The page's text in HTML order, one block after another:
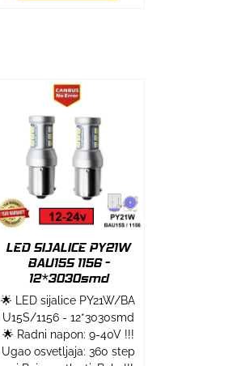
LED SIJALICE PY21W
BAU15S 1156 -
12*3030smd
🌟 LED sijalice PY21W/BA
U15S/1156 - 12*3030smd
🌟 Radni napon: 9-40V !!!
Ugao osvetljaja: 360 step